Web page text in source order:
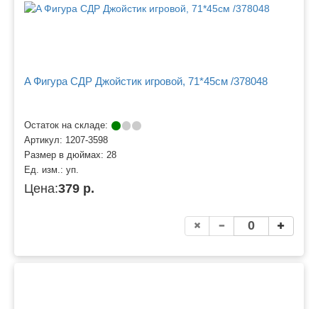
A Фигура СДР Джойстик игровой, 71*45см /378048
Остаток на складе:
Артикул: 1207-3598
Размер в дюймах: 28
Ед. изм.: уп.
Цена:379 р.